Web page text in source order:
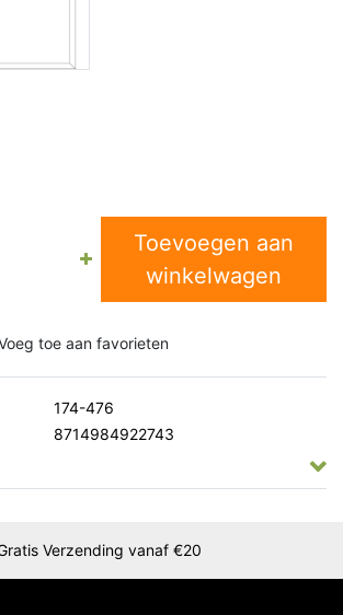
Toevoegen aan
winkelwagen
toe aan favorieten
174-476
8714984922743
Verzending vanaf €20